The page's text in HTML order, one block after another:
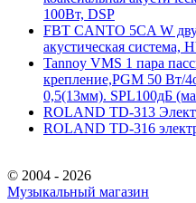
100Вт, DSP
FBT CANTO 5CA W
акустическая
Tannoy VMS 1 пара
крепление,PGM 50 Вт/
0,5(13мм). SPL100дБ
ROLAND TD-313
ROLAND TD-316
© 2004 - 2026
Музыкальный магазин